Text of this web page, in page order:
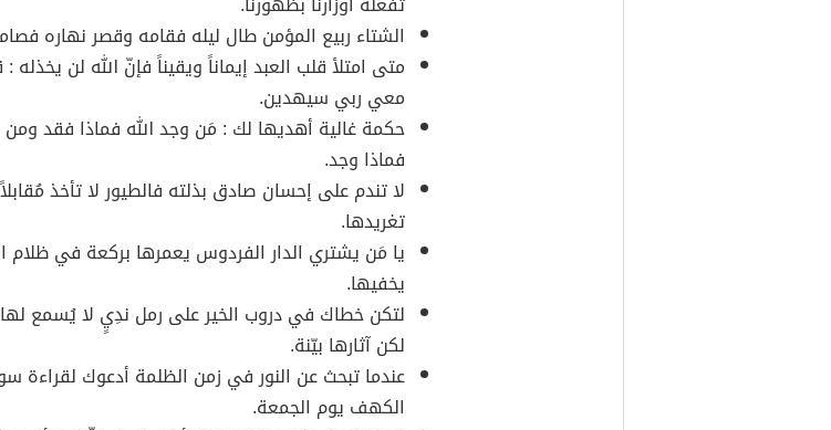
الشتاء ربيع المؤمن طال ليله فقامه وقصر نهاره
متى امتلأ قلب العبد إيماناً ويقيناً فإنّ الله لن يخذله
معي ربي سيهدين.
حكمة غالية أهديها لك : مَن وجد الله فماذا فقد ومن
فماذا وجد.
لا تندم على إحسان صادق بذلته فالطيور لا تأخذ
تغريدها.
يا مَن يشتري الدار الفردوس يعمرها بركعة في ظلام
يخفيها.
لتكن خطاك في دروب الخير على رمل ندِيٍ لا يُسمع
لكن آثارها بيّنة.
عندما تبحث عن النور في زمن الظلمة أدعوك لقراءة
الكهف يوم الجمعة.